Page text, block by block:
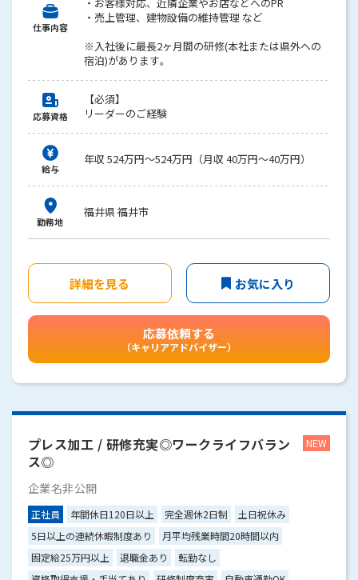
仕事内容
・お客様対応、近隣企業やお店などへのPR
・売上管理、建物設備の維持管理 など
※入社後に最長2ヶ月間の研修(本社または県外への
宿泊)があります。
応募資格
【必須】
リーダーのご経験
給与
年収 524万円～524万円（月収 40万円～40万円）
勤務地
福井県 福井市
詳細を見る
応募依頼する
（キャリアアドバイザー）
お気に入り
プレス加工 / 研修充実◎ワークライフバラン
ス◎
企業名非公開
正社員 年間休日120日以上 完全週休2日制
土日祝休み
5日以上の連続休暇制度あり
月平均残業時間20時間以内
固定給25万円以上
退職金あり
転勤なし